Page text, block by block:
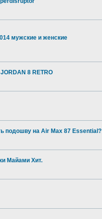
мужские и женские
8 RETRO
подошву на Air Max 87 Essential?
Майами Хит.